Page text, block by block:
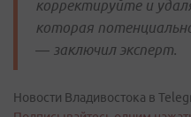
корректируйте и
которая
— заключил эксперт.
Новости Владивостока в